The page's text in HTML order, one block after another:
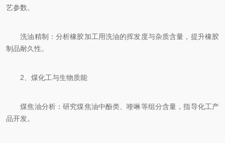
艺参数。
洗油精制：分析橡胶加工用洗油的挥发度与杂质含量，提升橡胶
制品耐久性。
2、煤化工与生物质能
煤焦油分析：研究煤焦油中酚类、喹啉等组分含量，指导化工产
品开发。